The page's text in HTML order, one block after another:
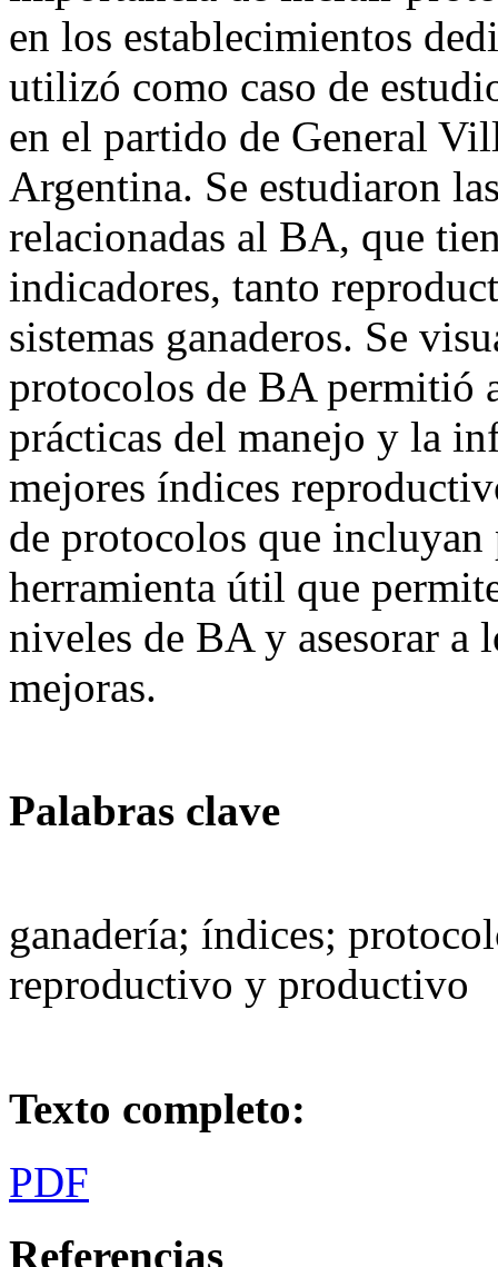
en los establecimientos
utilizó como caso de
en el partido de General
Argentina. Se estudiaron
relacionadas al BA, que
indicadores, tanto
sistemas ganaderos. Se
protocolos de BA permitió
prácticas del manejo y la
mejores índices
de protocolos que
herramienta útil que
niveles de BA y asesorar a
mejoras.
Palabras clave
ganadería; índices;
reproductivo y productivo
Texto completo:
PDF
Referencias